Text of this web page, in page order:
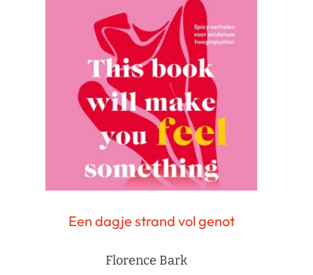
Een dagje strand vol genot
Florence Bark